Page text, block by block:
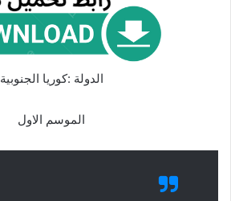
الدولة :كوريا الجنوبية
الموسم الاول